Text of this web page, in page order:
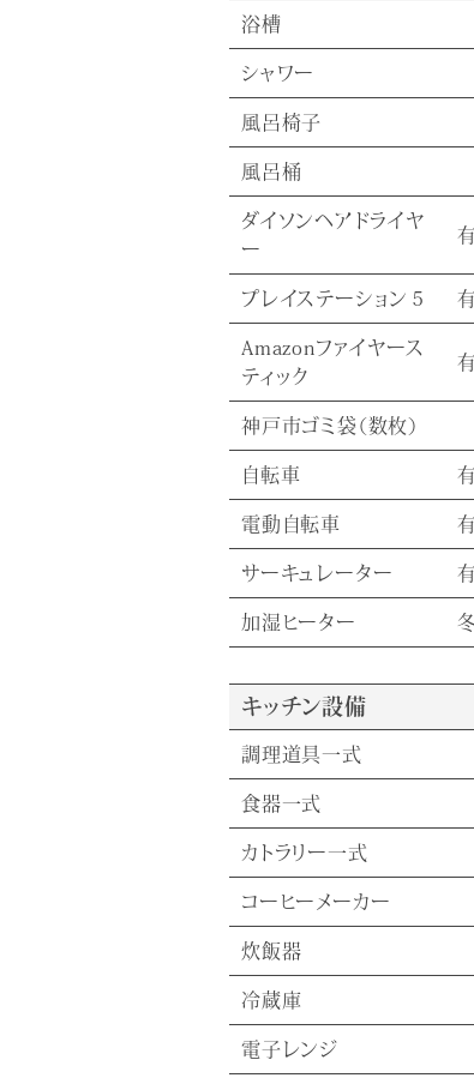
浴槽
シャワー
風呂椅子
風呂桶
ダイソンヘアドライヤ
ー
プレイステーション５
Amazonファイヤース
ティック
神戸市ゴミ袋（数枚）
自転車
電動自転車
サーキュレーター
加湿ヒーター
キッチン設備
調理道具一式
食器一式
カトラリー一式
コーヒーメーカー
炊飯器
冷蔵庫
電子レンジ